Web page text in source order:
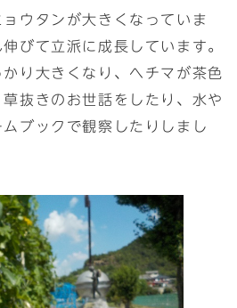
ウタンが大きくなっていま
びて立派に成長しています。
り大きくなり、ヘチマが茶色
抜きのお世話をしたり、水や
ブックで観察したりしまし